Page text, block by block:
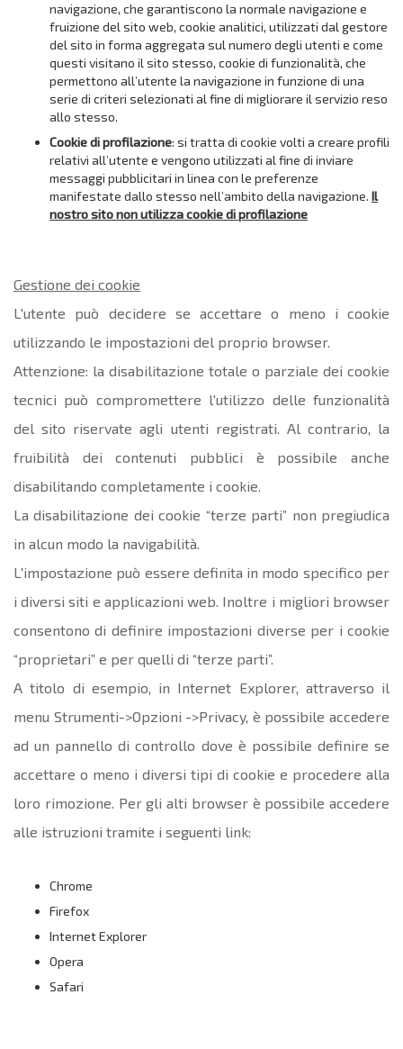
navigazione, che garantiscono la normale navigazione e
fruizione del sito web, cookie analitici, utilizzati dal gestore
del sito in forma aggregata sul numero degli utenti e come
questi visitano il sito stesso, cookie di funzionalità, che
permettono all’utente la navigazione in funzione di una
serie di criteri selezionati al fine di migliorare il servizio reso
allo stesso.
Cookie di profilazione: si tratta di cookie volti a creare profili
relativi all’utente e vengono utilizzati al fine di inviare
messaggi pubblicitari in linea con le preferenze
manifestate dallo stesso nell’ambito della navigazione. Il
nostro sito non utilizza cookie di profilazione
Gestione dei cookie
L'utente può decidere se accettare o meno i cookie
utilizzando le impostazioni del proprio browser.
Attenzione: la disabilitazione totale o parziale dei cookie
tecnici può compromettere l'utilizzo delle funzionalità
del sito riservate agli utenti registrati. Al contrario, la
fruibilità dei contenuti pubblici è possibile anche
disabilitando completamente i cookie.
La disabilitazione dei cookie “terze parti” non pregiudica
in alcun modo la navigabilità.
L'impostazione può essere definita in modo specifico per
i diversi siti e applicazioni web. Inoltre i migliori browser
consentono di definire impostazioni diverse per i cookie
“proprietari” e per quelli di “terze parti”.
A titolo di esempio, in Internet Explorer, attraverso il
menu Strumenti->Opzioni ->Privacy, è possibile accedere
ad un pannello di controllo dove è possibile definire se
accettare o meno i diversi tipi di cookie e procedere alla
loro rimozione. Per gli alti browser è possibile accedere
alle istruzioni tramite i seguenti link:
Chrome
Firefox
Internet Explorer
Opera
Safari